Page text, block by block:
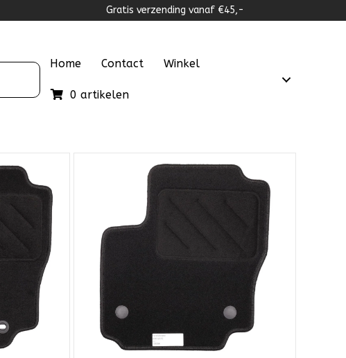
Gratis verzending vanaf €45,-
Home Contact Winkel
0 artikelen